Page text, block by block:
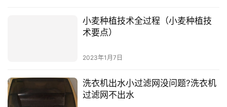
小麦种植技术全过程（小麦种植技
术要点）
洗衣机出水小过滤网没问题?洗衣机
过滤网不出水